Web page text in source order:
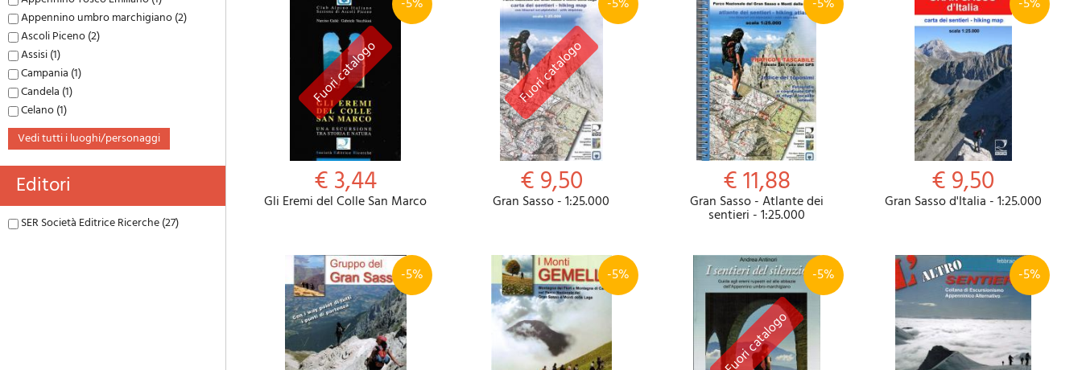
Appennino umbro marchigiano (2)
Ascoli Piceno (2)
Assisi (1)
Campania (1)
Candela (1)
Celano (1)
vedi tutti i luoghi/personaggi
Editori
SER Società Editrice Ricerche (27)
€ 3,44
Gli Eremi del Colle San Marco
€ 9,50
Gran Sasso - 1:25.000
€ 11,88
Gran Sasso - Atlante dei
sentieri - 1:25.000
€ 9,50
Gran Sasso d'Italia - 1:25.000
-5% -5% -5% -5%